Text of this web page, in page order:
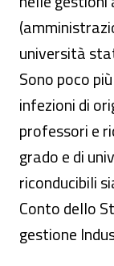
università
Sono poco
infezioni di
professori e
grado e di
riconducibili
Conto dello
gestione